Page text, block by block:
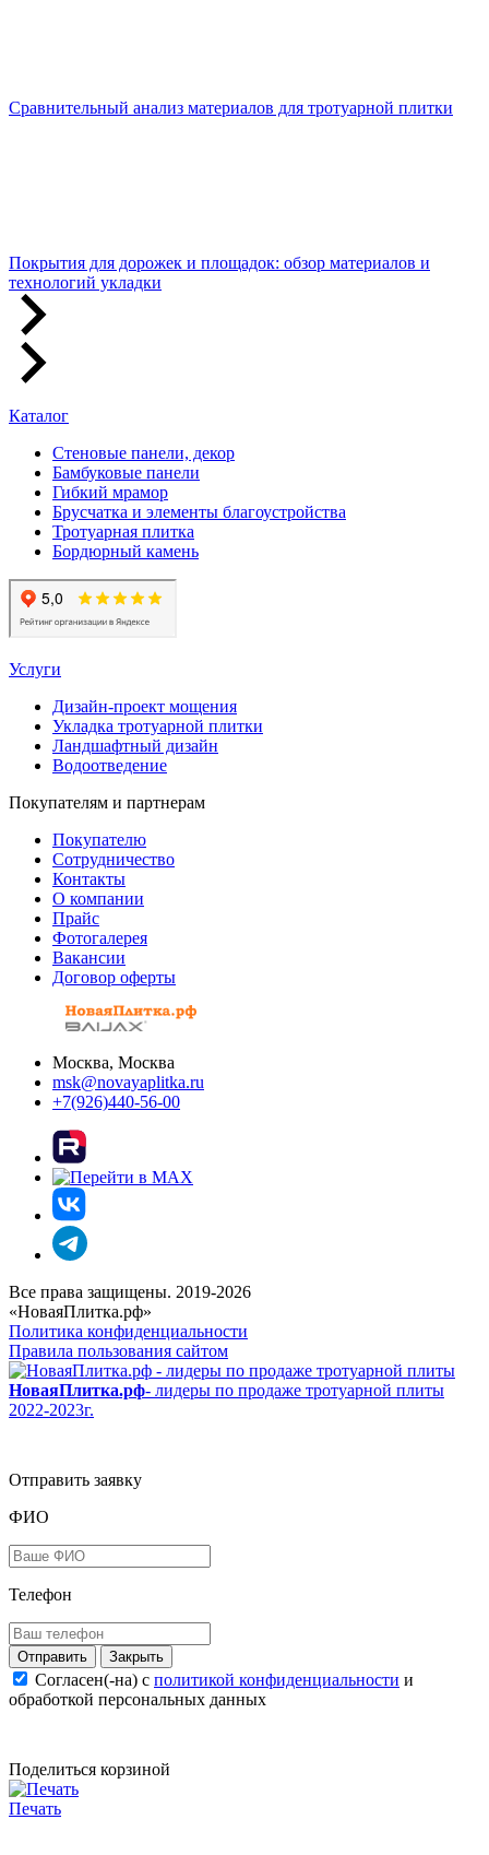
Сравнительный анализ материалов для тротуарной плитки
Покрытия для дорожек и площадок: обзор материалов и
технологий укладки
Каталог
Стеновые панели, декор
Бамбуковые панели
Гибкий мрамор
Брусчатка и элементы благоустройства
Тротуарная плитка
Бордюрный камень
Услуги
Дизайн-проект мощения
Укладка тротуарной плитки
Ландшафтный дизайн
Водоотведение
Покупателям и партнерам
Покупателю
Сотрудничество
Контакты
О компании
Прайс
Фотогалерея
Вакансии
Договор оферты
Москва, Москва
msk@novayaplitka.ru
+7(926)440-56-00
Все права защищены. 2019-2026
«НоваяПлитка.рф»
Политика конфиденциальности
Правила пользования сайтом
НоваяПлитка.рф- лидеры по продаже тротуарной плиты
2022-2023г.
Отправить заявку
ФИО
Телефон
Закрыть
Согласен(-на) c политикой конфиденциальности и
обработкой персональных данных
Поделиться корзиной
Печать